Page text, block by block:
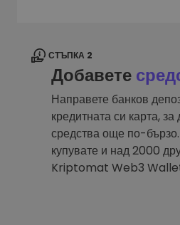
СТЪПКА 2
Добавете
Направете банков
кредитната си карта,
средства още по-
купувате и над 2000
Kriptomat Web3